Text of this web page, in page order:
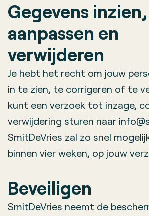
Gegevens inzien,
aanpassen en
verwijderen
Je hebt het recht om jouw
in te zien, te corrigeren of te
kunt een verzoek tot inzage,
verwijdering sturen naar
SmitDeVries zal zo snel
binnen vier weken, op jouw
Beveiligen
SmitDeVries neemt de